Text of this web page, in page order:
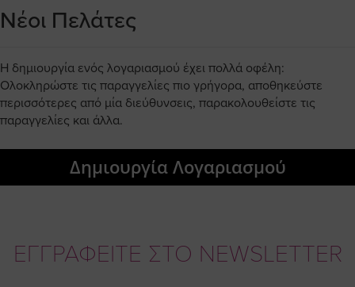
Νέοι Πελάτες
Η δημιουργία ενός λογαριασμού έχει πολλά οφέλη:
Ολοκληρώστε τις παραγγελίες πιο γρήγορα, αποθηκεύστε
περισσότερες από μία διεύθυνσεις, παρακολουθείστε τις
παραγγελίες και άλλα.
Δημιουργία Λογαριασμού
ΕΓΓΡΑΦΕΙΤΕ ΣΤΟ NEWSLETTER